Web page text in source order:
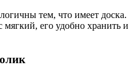
тем, что имеет доска.
его удобно хранить и